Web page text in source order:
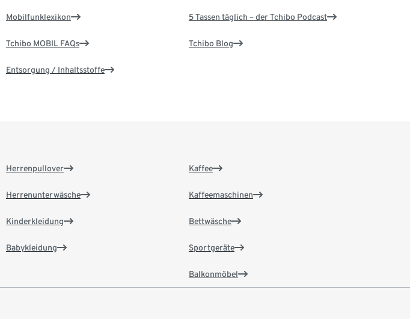
Mobilfunklexikon
Tchibo MOBIL FAQs
Entsorgung / Inhaltsstoffe
5 Tassen täglich – der Tchibo Podcast
Tchibo Blog
Herrenpullover
Herrenunterwäsche
Kinderkleidung
Babykleidung
Kaffee
Kaffeemaschinen
Bettwäsche
Sportgeräte
Balkonmöbel